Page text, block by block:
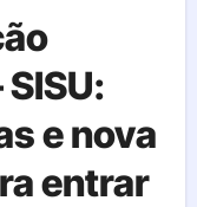
e nova
entrar